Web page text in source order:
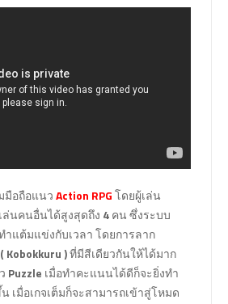
มือถือแนวAction RPGโดยผู้เล่น
ล่นคนอื่นได้สูงสุดถึง 4คน ซึ่งระบบ
แต้มแข่งกับเวลา โดยการลาก
( Kobokkuru )ที่มีสีเดียวกันให้ได้มาก
Puzzle เมื่อทำคะแนนได้ดีก็จะยิ่งทำ
เมื่อเกจเต็มก็จะสามารถเข้าสู่โหมด